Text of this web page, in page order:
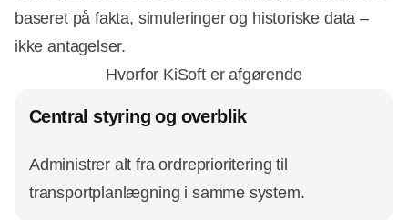
baseret på fakta, simuleringer og historiske data –
ikke antagelser.
Hvorfor KiSoft er afgørende
Central styring og overblik
Administrer alt fra ordreprioritering til
transportplanlægning i samme system.